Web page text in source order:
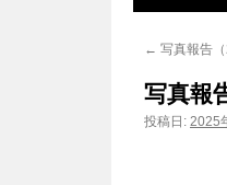
ン
← 写真報告（
写真報
投稿日: 2025